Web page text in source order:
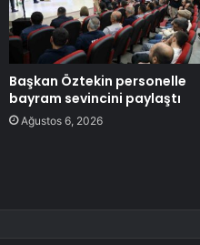
Başkan Öztekin personelle
bayram sevincini paylaştı
Ağustos 6, 2026